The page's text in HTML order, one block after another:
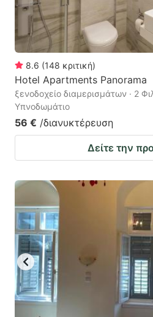
8.6 (148 κριτική)
Hotel Apartments Panorama
ξενοδοχείο διαμερισμάτων · 2
Υπνοδωμάτιο
56 € /διανυκτέρευση
Δείτε την